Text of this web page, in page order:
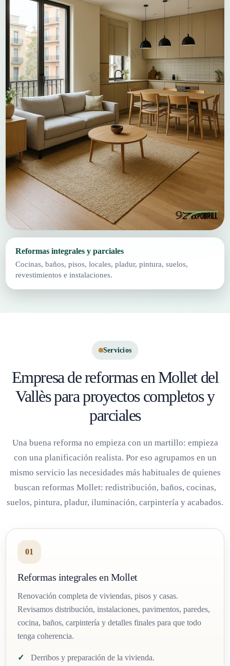
Reformas integrales y parciales
Cocinas, baños, pisos, locales, pladur, pintura, suelos,
revestimientos e instalaciones.
Servicios
Empresa de reformas en Mollet del
Vallès para proyectos completos y
parciales
Una buena reforma no empieza con un martillo: empieza
con una planificación realista. Por eso agrupamos en un
mismo servicio las necesidades más habituales de quienes
buscan reformas Mollet: redistribución, baños, cocinas,
suelos, pintura, pladur, iluminación, carpintería y acabados.
01
Reformas integrales en Mollet
Renovación completa de viviendas, pisos y casas.
Revisamos distribución, instalaciones, pavimentos, paredes,
cocina, baños, carpintería y detalles finales para que todo
tenga coherencia.
Derribos y preparación de la vivienda.